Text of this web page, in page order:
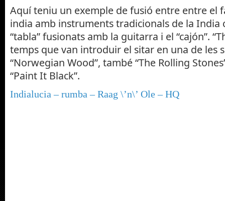
Aquí teniu un exemple de fusió entre entre el
india amb instruments tradicionals de la India
“tabla” fusionats amb la guitarra i el “cajón”.
temps que van introduir el sitar en una de les
“Norwegian Wood”, també “The Rolling
“Paint It Black”.
Indialucia – rumba – Raag \’n\’ Ole – HQ